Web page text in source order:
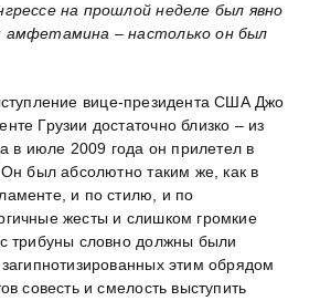
на прошлой неделе был явно
амфетамина – настолько он был
вице-президента США Джо
Грузии достаточно близко – из
в июле 2009 года он прилетел в
был абсолютно таким же, как в
и по стилю, и по
жесты и слишком громкие
трибуны словно должны были
этим обрядом
совесть и смелость выступить